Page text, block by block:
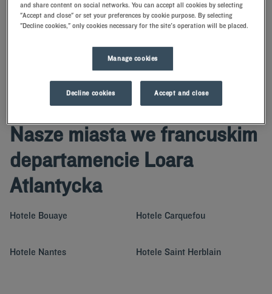
Dodaj specjalny kod
Zarezerwuj pokój w hotelu Kyriad w Loara Atlantycka i skorzystaj z
naszych usług i udogodnień. Życzymy miłego pobytu w jednym z
Nasze miasta we francuskim
departamencie Loara
Atlantycka
Hotele Bouaye Hotele Carquefou
Hotele Nantes Hotele Saint Herblain
and share content on social networks. You can accept all cookies by selecting
"Accept and close" or set your preferences by cookie purpose. By selecting
"Decline cookies," only cookies necessary for the site's operation will be placed.
Manage cookies
Decline cookies Accept and close